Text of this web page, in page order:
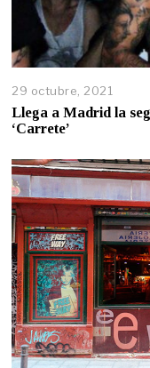
29 octubre, 2021
Llega a Madrid la
‘Carrete’